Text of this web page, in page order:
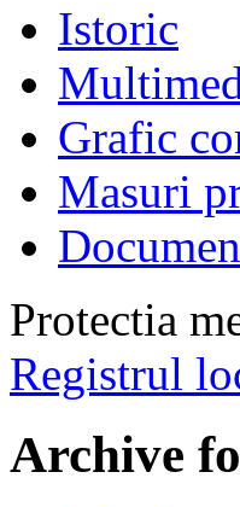
Istoric
Grafic
Masuri
Protectia
Registrul
Archive